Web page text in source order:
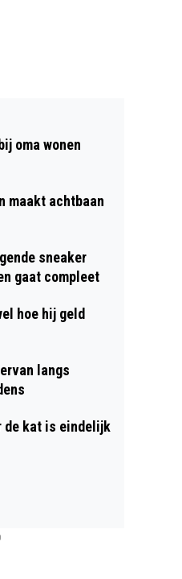
oma wonen
maakt achtbaan
sneaker
gaat compleet
hoe hij geld
langs
de kat is eindelijk